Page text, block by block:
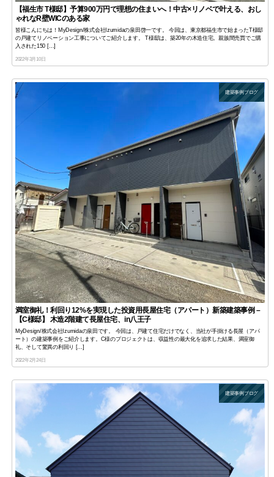
【福生市 T様邸】予算900万円で理想の住まいへ！中古×リノベで叶える、おし
ゃれなR壁WICのある家
皆様こんにちは！MyDesign/株式会社Izumidaの泉田啓一です。 今回は、東京都福生市で始まったT様邸
の戸建てリノベーション工事についてご紹介します。 T様邸は、築20年の木造住宅。親族間売買でご購
入された150 […]
2022年3月10日
建築事例ブログ
満室御礼！利回り12%を実現した投資用長屋住宅（アパート）新築建築事例 –
【C様邸】 木造2階建て長屋住宅、in八王子
MyDesign/株式会社Izumidaの泉田です。 今回は、戸建て住宅だけでなく、当社が手掛ける長屋（アパ
ート）の建築事例をご紹介します。C様のプロジェクトは、収益性の最大化を追求した結果、満室御
礼、そして驚異の利回り […]
2022年2月24日
建築事例ブログ